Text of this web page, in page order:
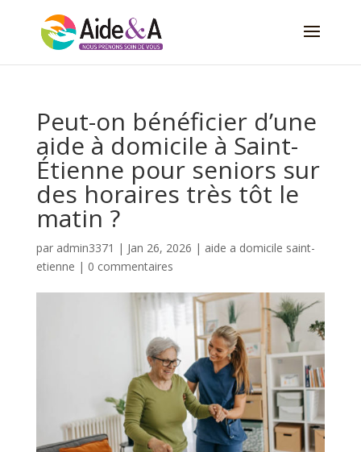
Peut-on bénéficier d’une
aide à domicile à Saint-
Étienne pour seniors sur
des horaires très tôt le
matin ?
par admin3371 | Jan 26, 2026 | aide a domicile saint-
etienne | 0 commentaires